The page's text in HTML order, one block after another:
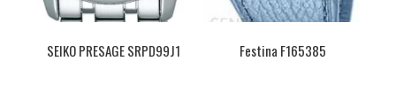
SEIKO PRESAGE SRPD99J1 Festina F165385